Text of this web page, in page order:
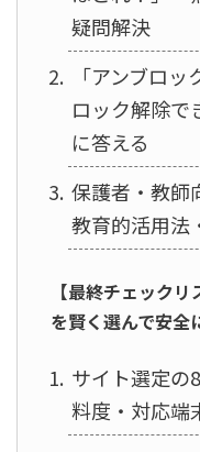
疑問解決
「アンブロ
ロック解除で
に答える
保護者・教師
教育的活用法
【最終チェック
を賢く選んで安全
サイト選定の
料度・対応端